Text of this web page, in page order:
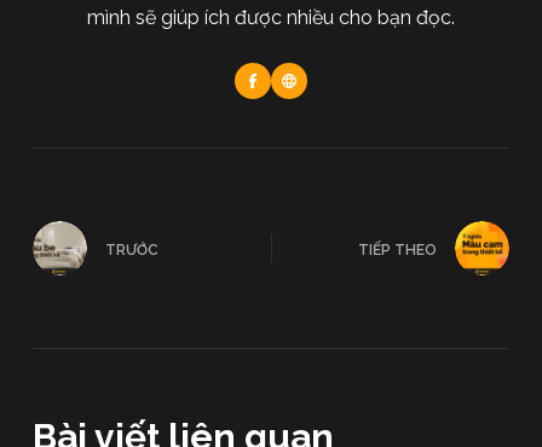
mình sẽ giúp ích được nhiều cho bạn đọc.
TRƯỚC TIẾP THEO
Bài viết liên quan